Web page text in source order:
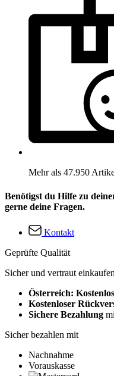
Mehr als 47.950
Benötigst du Hilfe zu
gerne deine Fragen.
Kontakt
Geprüfte Qualität
Sicher und vertraut einkaufen
Österreich:
Kostenloser
Sichere Bezahlung
Sicher bezahlen mit
Nachnahme
Vorauskasse